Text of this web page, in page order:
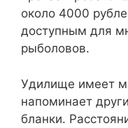
около 4000
доступным для
рыболовов.
Удилище имеет
напоминает
бланки.